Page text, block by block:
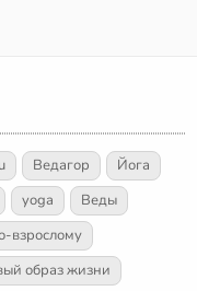
Ведагор
Йога
yoga
Веды
взрослому
образ жизни